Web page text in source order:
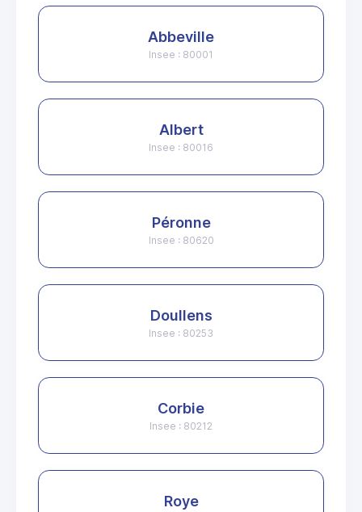
Abbeville
Insee : 80001
Albert
Insee : 80016
Péronne
Insee : 80620
Doullens
Insee : 80253
Corbie
Insee : 80212
Roye